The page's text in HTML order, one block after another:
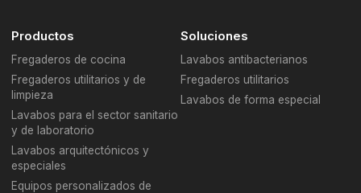
Productos
Fregaderos de cocina
Fregaderos utilitarios y de
limpieza
Lavabos para el sector sanitario
y de laboratorio
Lavabos arquitectónicos y
especiales
Equipos personalizados de
Soluciones
Lavabos antibacterianos
Fregaderos utilitarios
Lavabos de forma especial